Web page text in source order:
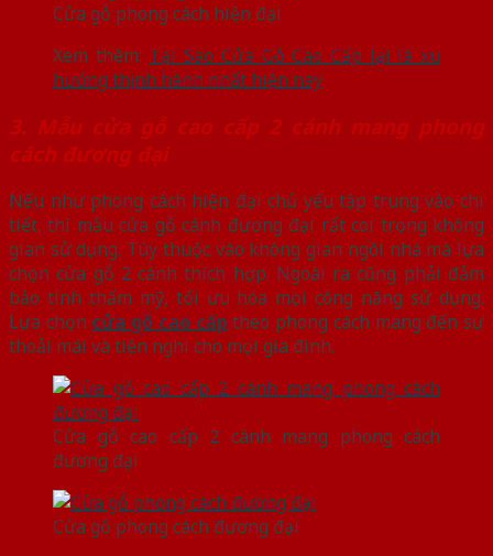
Cửa gỗ phong cách hiện đại
Xem thêm: Tại Sao Cửa Gỗ Cao Cấp lại là xu
hướng thịnh hành nhất hiện nay
3. Mẫu cửa gỗ cao cấp 2 cánh mang phong
cách đương đại
Nếu như phong cách hiện đại chủ yếu tập trung vào chi
tiết, thì mẫu cửa gỗ cánh đương đại rất coi trọng không
gian sử dụng. Tùy thuộc vào không gian ngôi nhà mà lựa
chọn cửa gỗ 2 cánh thích hợp. Ngoài ra cũng phải đảm
bảo tính thẩm mỹ, tối ưu hóa mọi công năng sử dụng.
Lựa chọn cửa gỗ cao cấp theo phong cách mang đến sự
thoải mái và tiện nghi cho mọi gia đình.
Cửa gỗ cao cấp 2 cánh mang phong cách
đương đại
Cửa gỗ phong cách đương đại